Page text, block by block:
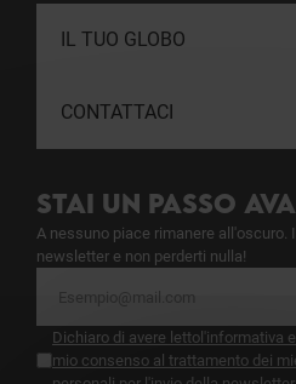
IL TUO GLOBO
CONTATTACI
STAI UN PASSO
A nessuno piace rimanere all'oscuro.
newsletter e non perderti nulla!
Dichiaro di avere letto l'informativa
mio consenso al trattamento dei